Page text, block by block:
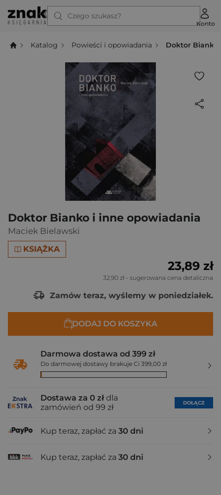
Czego szukasz?
Konto
Katalog Powieści i opowiadania Doktor
Doktor Bianko i inne opowiadania
Maciek Bielawski
KSIĄŻKA
23,89 zł
32,90 zł - sugerowana cena detaliczna
Zamów teraz, wyślemy w poniedziałek.
DODAJ DO KOSZYKA
Darmowa dostawa od 399 zł
Do darmowej dostawy brakuje Ci 399,00 zł
Dostawa za 0 zł dla
zamówień od 99 zł
DOŁĄCZ
Kup teraz, zapłać za 30 dni
Kup teraz, zapłać za 30 dni